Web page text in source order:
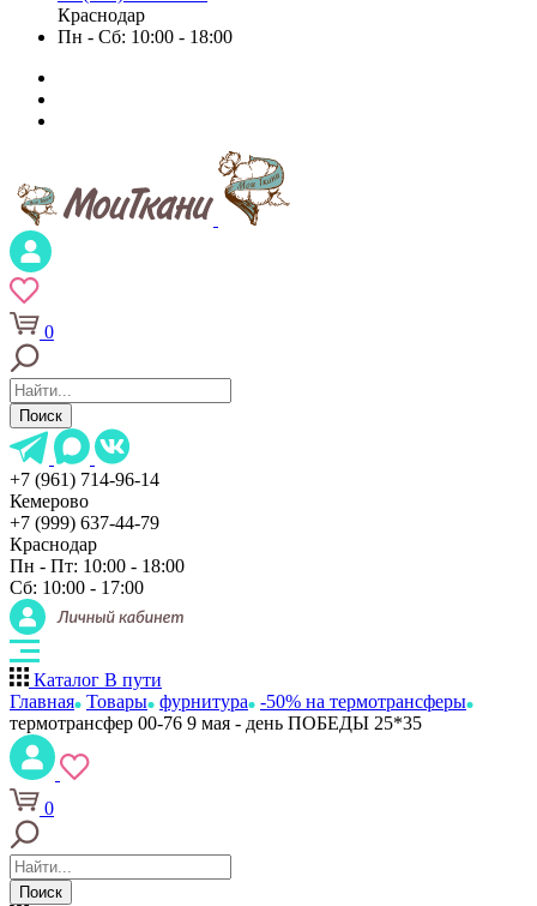
Краснодар
Пн - Сб: 10:00 - 18:00
0
Поиск
+7 (961) 714-96-14
Кемерово
+7 (999) 637-44-79
Краснодар
Пн - Пт: 10:00 - 18:00
Сб: 10:00 - 17:00
Каталог В пути
Главная Товары фурнитура
-50% на термотрансферы
термотрансфер 00-76 9 мая - день ПОБЕДЫ 25*35
0
Поиск